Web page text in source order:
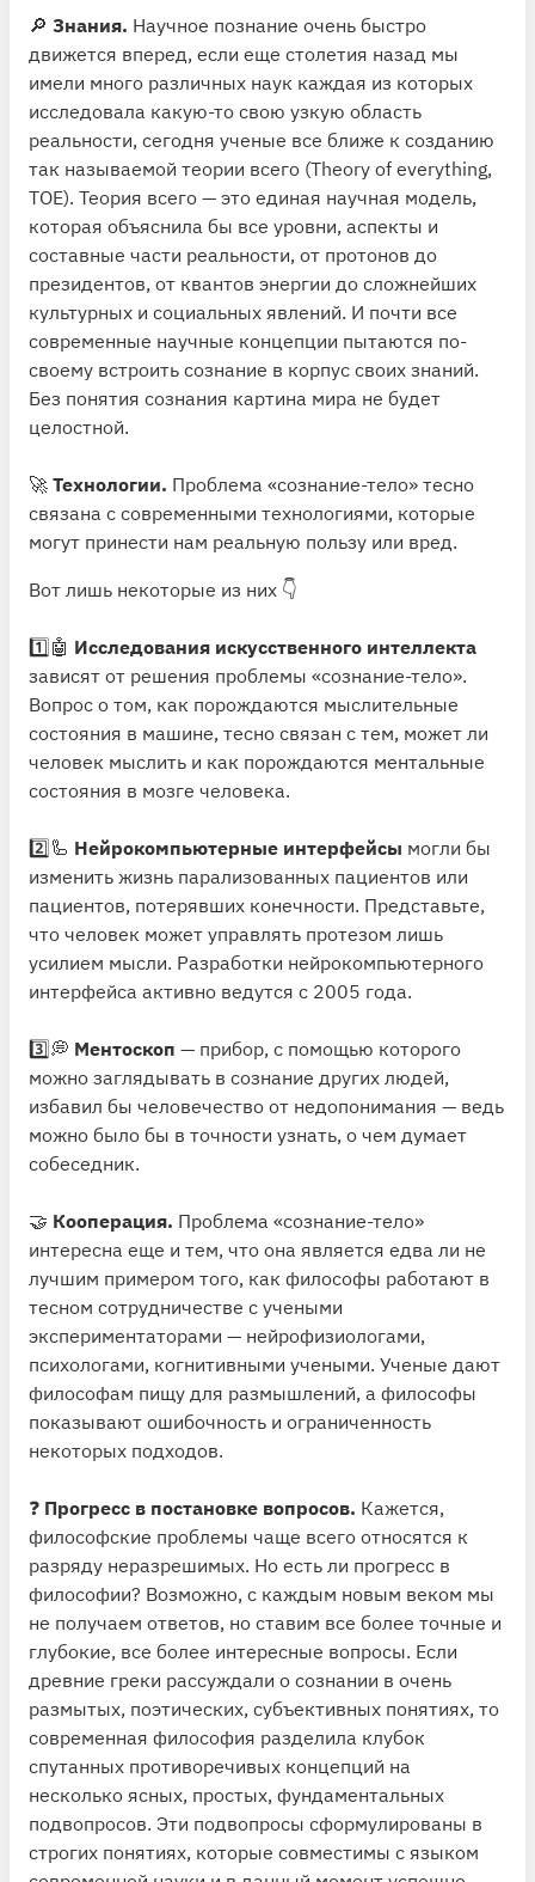
🔎 Знания. Научное познание очень быстро
движется вперед, если еще столетия назад мы
имели много различных наук каждая из которых
исследовала какую-то свою узкую область
реальности, сегодня ученые все ближе к созданию
так называемой теории всего (Theory of everything,
TOE). Теория всего — это единая научная модель,
которая объяснила бы все уровни, аспекты и
составные части реальности, от протонов до
президентов, от квантов энергии до сложнейших
культурных и социальных явлений. И почти все
современные научные концепции пытаются по-
своему встроить сознание в корпус своих знаний.
Без понятия сознания картина мира не будет
целостной.
🚀 Технологии. Проблема «сознание-тело» тесно
связана с современными технологиями, которые
могут принести нам реальную пользу или вред.
Вот лишь некоторые из них 👇
1️⃣🤖 Исследования искусственного интеллекта
зависят от решения проблемы «сознание-тело».
Вопрос о том, как порождаются мыслительные
состояния в машине, тесно связан с тем, может ли
человек мыслить и как порождаются ментальные
состояния в мозге человека.
2️⃣🦾 Нейрокомпьютерные интерфейсы могли бы
изменить жизнь парализованных пациентов или
пациентов, потерявших конечности. Представьте,
что человек может управлять протезом лишь
усилием мысли. Разработки нейрокомпьютерного
интерфейса активно ведутся с 2005 года.
3️⃣💭 Ментоскоп — прибор, с помощью которого
можно заглядывать в сознание других людей,
избавил бы человечество от недопонимания — ведь
можно было бы в точности узнать, о чем думает
собеседник.
🤝 Кооперация. Проблема «сознание-тело»
интересна еще и тем, что она является едва ли не
лучшим примером того, как философы работают в
тесном сотрудничестве с учеными
экспериментаторами — нейрофизиологами,
психологами, когнитивными учеными. Ученые дают
философам пищу для размышлений, а философы
показывают ошибочность и ограниченность
некоторых подходов.
❓ Прогресс в постановке вопросов. Кажется,
философские проблемы чаще всего относятся к
разряду неразрешимых. Но есть ли прогресс в
философии? Возможно, с каждым новым веком мы
не получаем ответов, но ставим все более точные и
глубокие, все более интересные вопросы. Если
древние греки рассуждали о сознании в очень
размытых, поэтических, субъективных понятиях, то
современная философия разделила клубок
спутанных противоречивых концепций на
несколько ясных, простых, фундаментальных
подвопросов. Эти подвопросы сформулированы в
строгих понятиях, которые совместимы с языком